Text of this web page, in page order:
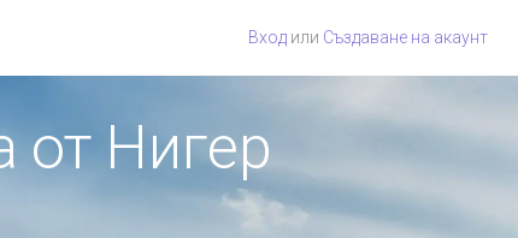
Вход или Създаване на акаунт
от Нигер